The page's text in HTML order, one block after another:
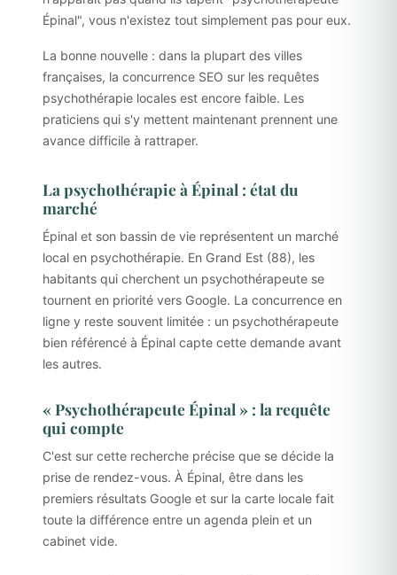
Épinal", vous n'existez tout simplement pas pour eux.
La bonne nouvelle : dans la plupart des villes
françaises, la concurrence SEO sur les requêtes
psychothérapie locales est encore faible. Les
praticiens qui s'y mettent maintenant prennent une
avance difficile à rattraper.
La psychothérapie à Épinal : état du
marché
Épinal et son bassin de vie représentent un marché
local en psychothérapie. En Grand Est (88), les
habitants qui cherchent un psychothérapeute se
tournent en priorité vers Google. La concurrence en
ligne y reste souvent limitée : un psychothérapeute
bien référencé à Épinal capte cette demande avant
les autres.
« Psychothérapeute Épinal » : la requête
qui compte
C'est sur cette recherche précise que se décide la
prise de rendez-vous. À Épinal, être dans les
premiers résultats Google et sur la carte locale fait
toute la différence entre un agenda plein et un
cabinet vide.